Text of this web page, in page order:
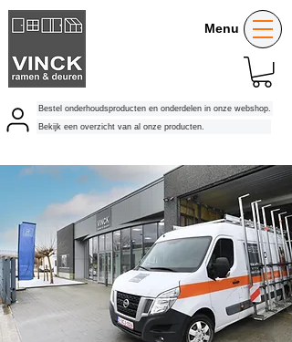
Bekijk een overzicht van al onze producten.
Bestel onderhoudsproducten en onderdelen in onze webshop.
Menu